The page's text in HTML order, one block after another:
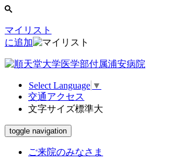
マイリスト
に追加
Select Language ▼
交通アクセス
文字サイズ標準大
toggle navigation
ご来院のみなさま